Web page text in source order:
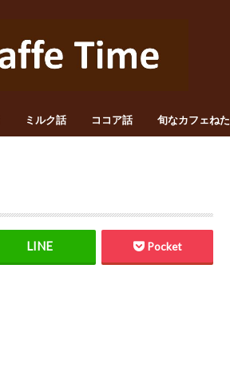
ミルク話 ココア話 旬なカフェねた
Pocket